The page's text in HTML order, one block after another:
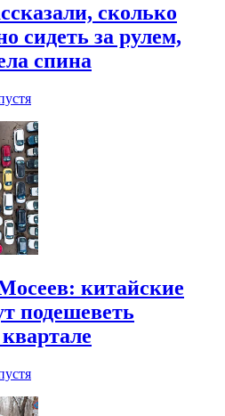
сколько
сидеть за рулем,
спина
китайские
подешеветь